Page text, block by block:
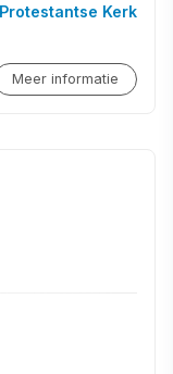
Kerk
Meer informatie